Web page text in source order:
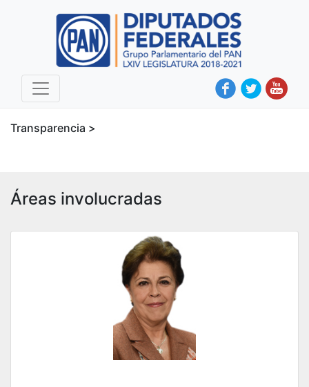
Transparencia >
Áreas involucradas